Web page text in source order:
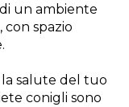
un ambiente
spazio
salute del tuo
conigli sono